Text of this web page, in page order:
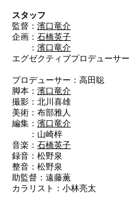
スタッフ
監督： 濱口竜介
企画： 石橋英子
： 濱口竜介
エグゼクティブプロデューサー
：徳山
プロデューサー：高田聡
脚本： 濱口竜介
撮影：北川喜雄
美術：布部雅人
編集： 濱口竜介
：山崎梓
音楽： 石橋英子
録音：松野泉
整音：松野泉
助監督：遠藤薫
カラリスト：小林亮太